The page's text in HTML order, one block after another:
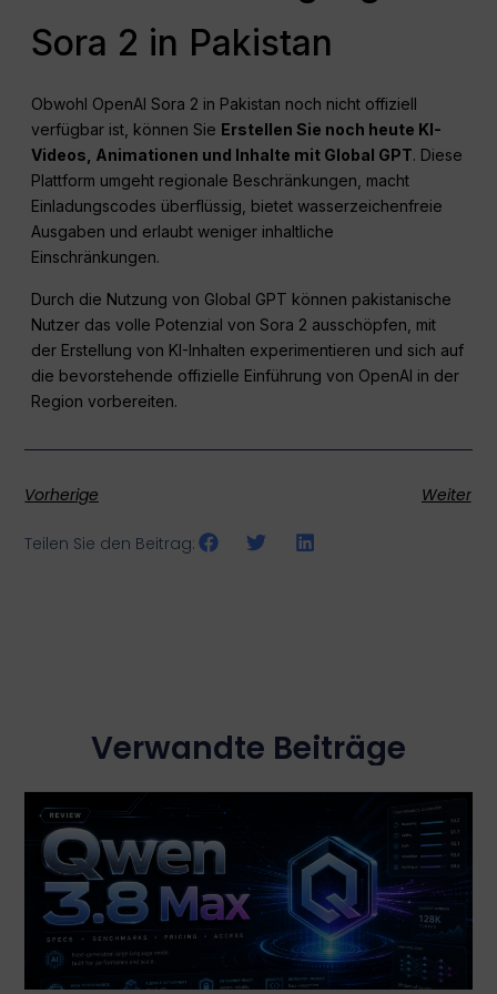
Sora 2 in Pakistan
Obwohl OpenAI Sora 2 in Pakistan noch nicht offiziell
verfügbar ist, können Sie Erstellen Sie noch heute KI-
Videos, Animationen und Inhalte mit Global GPT. Diese
Plattform umgeht regionale Beschränkungen, macht
Einladungscodes überflüssig, bietet wasserzeichenfreie
Ausgaben und erlaubt weniger inhaltliche
Einschränkungen.
Durch die Nutzung von Global GPT können pakistanische
Nutzer das volle Potenzial von Sora 2 ausschöpfen, mit
der Erstellung von KI-Inhalten experimentieren und sich auf
die bevorstehende offizielle Einführung von OpenAI in der
Region vorbereiten.
Vorherige Weiter
Teilen Sie den Beitrag:
Verwandte Beiträge